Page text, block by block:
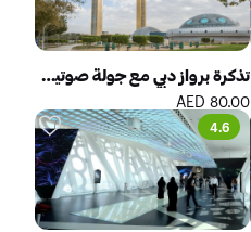
تذكرة برواز دبي مع جولة صوتية ذاتية الإرشاد لاستكشاف دبي القديمة
80.00 AED
4.6